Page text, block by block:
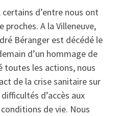
d’entre nous ont
proches. A la Villeneuve,
Béranger est décédé le
d’un hommage de
toutes les actions, nous
de la crise sanitaire sur
d’accès aux
de vie. Nous